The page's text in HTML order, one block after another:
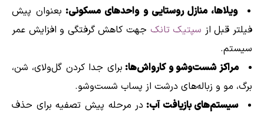
ویلاها، منازل روستایی و واحدهای مسکونی: بعنوان پیش
فیلتر قبل از سپتیک تانک جهت کاهش گرفتگی و افزایش عمر
سیستم.
مراکز شست‌وشو و کارواش‌ها: برای جدا کردن گل‌ولای، شن،
برگ، مو و زباله‌های درشت از پساب شست‌وشو.
سیستم‌های بازیافت آب: در مرحله پیش تصفیه برای حذف